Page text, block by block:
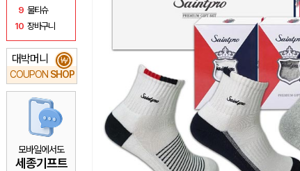
9 물티슈
10 장바구니
대박머니
COUPON SHOP
₩
모바일에서도
세종기프트